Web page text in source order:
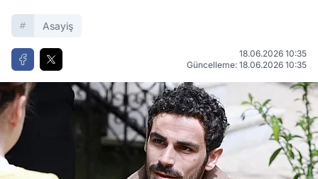
Asayiş
18.06.2026 10:35
Güncelleme: 18.06.2026 10:35